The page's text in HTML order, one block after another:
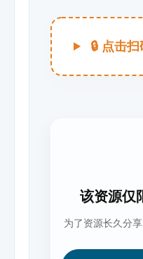
🔒 点击
该资源仅
为了资源长久分